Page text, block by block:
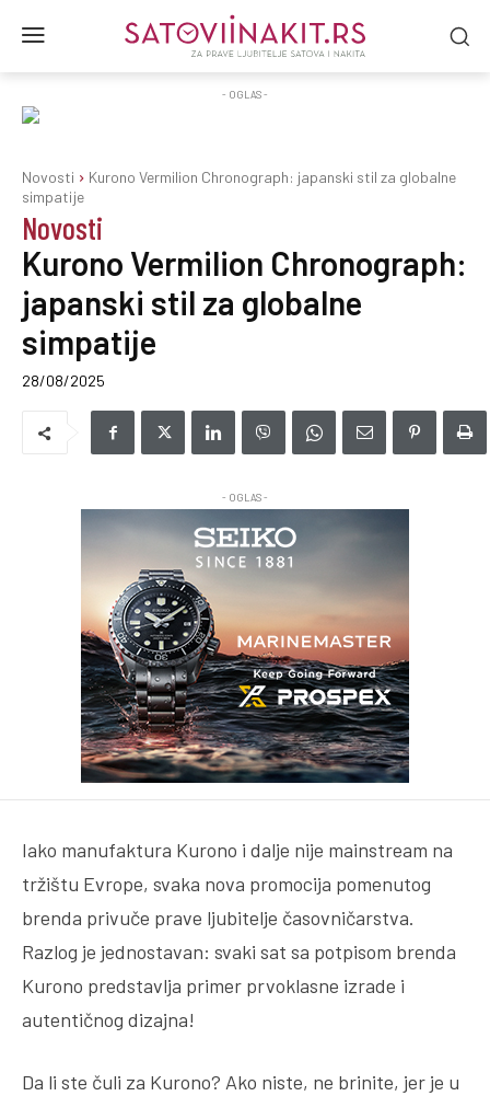
- OGLAS -
Novosti
Kurono Vermilion Chronograph: japanski stil za globalne
simpatije
Novosti
Kurono Vermilion Chronograph:
japanski stil za globalne
simpatije
28/08/2025
- OGLAS -
Iako manufaktura Kurono i dalje nije mainstream na
tržištu Evrope, svaka nova promocija pomenutog
brenda privuče prave ljubitelje časovničarstva.
Razlog je jednostavan: svaki sat sa potpisom brenda
Kurono predstavlja primer prvoklasne izrade i
autentičnog dizajna!
Da li ste čuli za Kurono? Ako niste, ne brinite, jer je u